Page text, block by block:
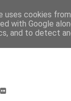
uses cookies
with Google
and to detect